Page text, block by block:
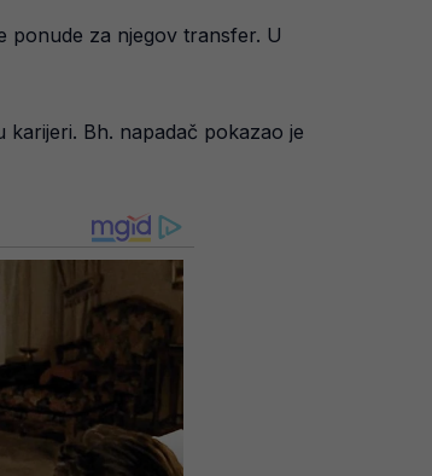
ponude za njegov transfer. U
Bh. napadač pokazao je